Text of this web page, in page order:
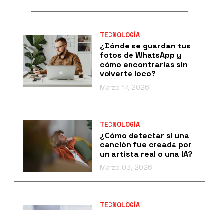
TECNOLOGÍA
¿Dónde se guardan tus
fotos de WhatsApp y
cómo encontrarlas sin
volverte loco?
Marzo 17, 2026
TECNOLOGÍA
¿Cómo detectar si una
canción fue creada por
un artista real o una IA?
Marzo 03, 2026
TECNOLOGÍA